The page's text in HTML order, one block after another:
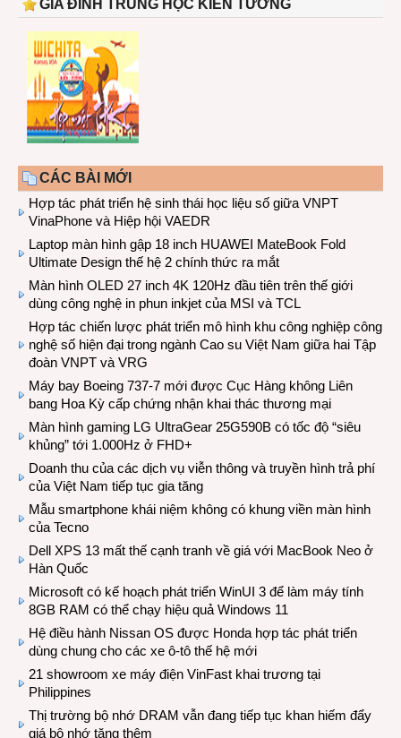
GIA ĐÌNH TRUNG HỌC KIẾN TƯỜNG
CÁC BÀI MỚI
Hợp tác phát triển hệ sinh thái học liệu số giữa VNPT
VinaPhone và Hiệp hội VAEDR
Laptop màn hình gập 18 inch HUAWEI MateBook Fold
Ultimate Design thế hệ 2 chính thức ra mắt
Màn hình OLED 27 inch 4K 120Hz đầu tiên trên thế giới
dùng công nghệ in phun inkjet của MSI và TCL
Hợp tác chiến lược phát triển mô hình khu công nghiệp công
nghệ số hiện đại trong ngành Cao su Việt Nam giữa hai Tập
đoàn VNPT và VRG
Máy bay Boeing 737-7 mới được Cục Hàng không Liên
bang Hoa Kỳ cấp chứng nhận khai thác thương mại
Màn hình gaming LG UltraGear 25G590B có tốc độ “siêu
khủng” tới 1.000Hz ở FHD+
Doanh thu của các dịch vụ viễn thông và truyền hình trả phí
của Việt Nam tiếp tục gia tăng
Mẫu smartphone khái niệm không có khung viền màn hình
của Tecno
Dell XPS 13 mất thế cạnh tranh về giá với MacBook Neo ở
Hàn Quốc
Microsoft có kế hoạch phát triển WinUI 3 để làm máy tính
8GB RAM có thể chạy hiệu quả Windows 11
Hệ điều hành Nissan OS được Honda hợp tác phát triển
dùng chung cho các xe ô-tô thế hệ mới
21 showroom xe máy điện VinFast khai trương tại
Philippines
Thị trường bộ nhớ DRAM vẫn đang tiếp tục khan hiếm đẩy
giá bộ nhớ tăng thêm